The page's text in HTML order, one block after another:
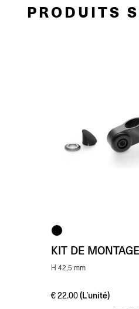
PRODUITS
KIT DE
H 42,5 mm
€22.00 (L’unité)